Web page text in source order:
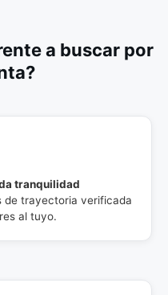
a buscar por
tranquilidad
de trayectoria verificada
al tuyo.